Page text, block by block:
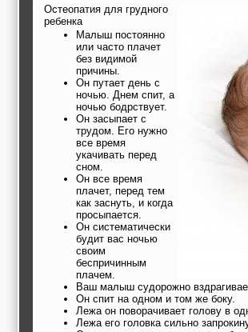
Остеопатия для грудного
ребенка
Малыш постоянно
или часто плачет
без видимой
причины.
Он путает день с
ночью. Днем спит, а
ночью бодрствует.
Он засыпает с
трудом. Его нужно
все время
укачивать перед
сном.
Он все время
плачет, перед тем
как заснуть, и когда
просыпается.
Он систематически
будит вас ночью
своим
беспричинным
плачем.
Ваш малыш судорожно
Он спит на одном и том же боку.
Лежа он поворачивает голову в
Лежа его головка сильно